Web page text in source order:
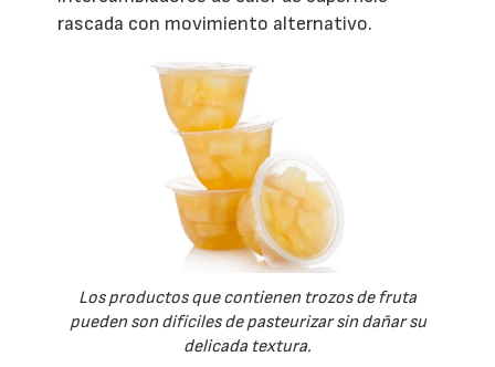
rascada con movimiento alternativo.
Los productos que contienen trozos de fruta
pueden son difíciles de pasteurizar sin dañar su
delicada textura.